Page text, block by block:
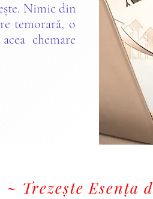
Nimic din
temorară, o
chemare
~ Trezește Esența